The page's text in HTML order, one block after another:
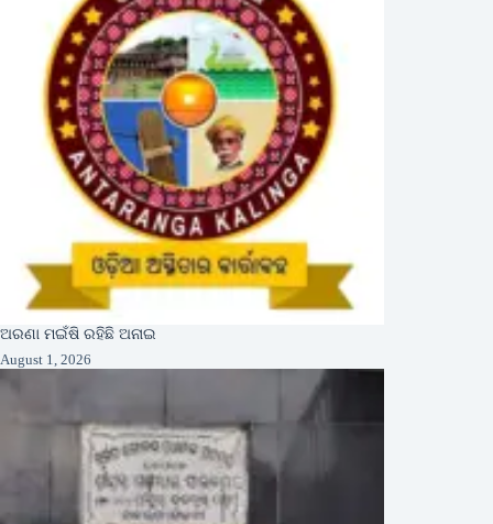
ଅରଣା ମଇଁଷି ରହିଛି ଅନାଇ
August 1, 2026